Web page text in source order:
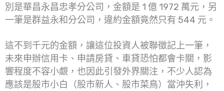
別是華昌永昌忠孝分公司，金額是 1 億 1972 萬元，另
一筆是群益永和分公司，違約金額竟然只有 544 元。
這不到千元的金額，讓這位投資人被聯徵記上一筆，
未來申辦信用卡、申請房貸、車貸恐怕都會卡關，影
響程度不容小覷，也因此引發外界關注，不少人認為
應該是股市小白（股市新人、股市菜鳥）當沖失利，